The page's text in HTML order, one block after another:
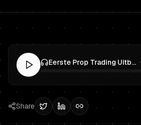
Eerste Prop Trading Uitbetaling: Schaal op naar een Groter Gefinancierd Account Zonder Het Terug te Geven ·
Share